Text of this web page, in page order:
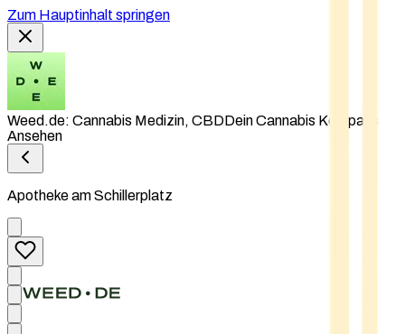
Zum Hauptinhalt springen
Weed.de: Cannabis Medizin, CBDDein Cannabis Kompass
Ansehen
Apotheke am Schillerplatz